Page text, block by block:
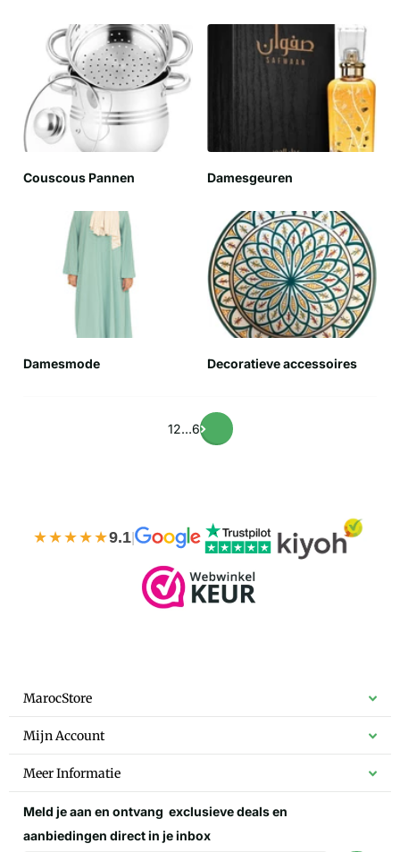
Couscous Pannen Damesgeuren
Damesmode Decoratieve accessoires
12…6
★★★★★9.1 |
MarocStore
Mijn Account
Meer Informatie
Meld je aan en ontvang exclusieve dealsen
aanbiedingen direct in je inbox